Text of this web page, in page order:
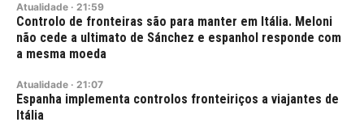
Atualidade · 21:59
Controlo de fronteiras são para manter em Itália. Meloni
não cede a ultimato de Sánchez e espanhol responde com
a mesma moeda
Atualidade · 21:07
Espanha implementa controlos fronteiriços a viajantes de
Itália